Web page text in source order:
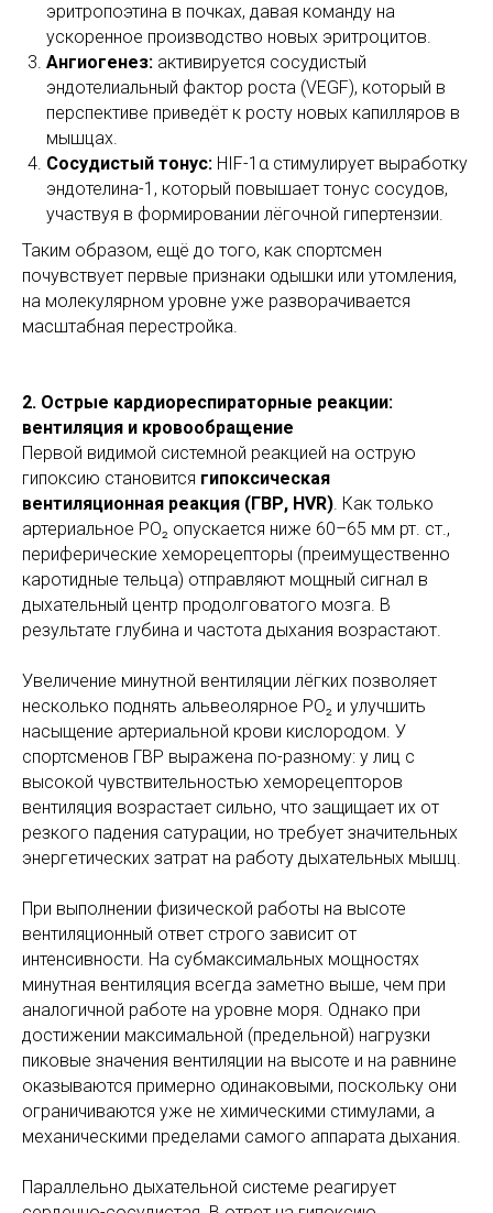
эритропоэтина в почках, давая команду на
ускоренное производство новых эритроцитов.
Ангиогенез: активируется сосудистый
эндотелиальный фактор роста (VEGF), который в
перспективе приведёт к росту новых капилляров в
мышцах.
Сосудистый тонус: HIF-1α стимулирует выработку
эндотелина-1, который повышает тонус сосудов,
участвуя в формировании лёгочной гипертензии.
Таким образом, ещё до того, как спортсмен
почувствует первые признаки одышки или утомления,
на молекулярном уровне уже разворачивается
масштабная перестройка.
2. Острые кардиореспираторные реакции:
вентиляция и кровообращение
Первой видимой системной реакцией на острую
гипоксию становится гипоксическая
вентиляционная реакция (ГВР, HVR). Как только
артериальное PO₂ опускается ниже 60–65 мм рт. ст.,
периферические хеморецепторы (преимущественно
каротидные тельца) отправляют мощный сигнал в
дыхательный центр продолговатого мозга. В
результате глубина и частота дыхания возрастают.
Увеличение минутной вентиляции лёгких позволяет
несколько поднять альвеолярное PO₂ и улучшить
насыщение артериальной крови кислородом. У
спортсменов ГВР выражена по-разному: у лиц с
высокой чувствительностью хеморецепторов
вентиляция возрастает сильно, что защищает их от
резкого падения сатурации, но требует значительных
энергетических затрат на работу дыхательных мышц.
При выполнении физической работы на высоте
вентиляционный ответ строго зависит от
интенсивности. На субмаксимальных мощностях
минутная вентиляция всегда заметно выше, чем при
аналогичной работе на уровне моря. Однако при
достижении максимальной (предельной) нагрузки
пиковые значения вентиляции на высоте и на равнине
оказываются примерно одинаковыми, поскольку они
ограничиваются уже не химическими стимулами, а
механическими пределами самого аппарата дыхания.
Параллельно дыхательной системе реагирует